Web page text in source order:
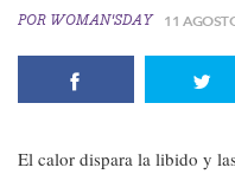
POR WOMAN'SDAY 11
El calor dispara la libido y